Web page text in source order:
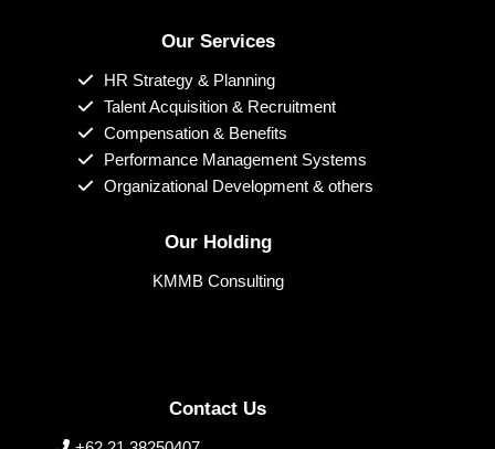
Our Services
HR Strategy & Planning
Talent Acquisition & Recruitment
Compensation & Benefits
Performance Management Systems
Organizational Development & others
Our Holding
KMMB Consulting
Contact Us